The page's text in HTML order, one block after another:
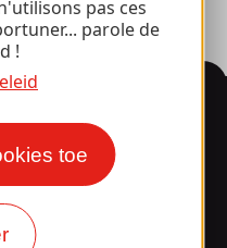
pas ces
parole de
!
toe